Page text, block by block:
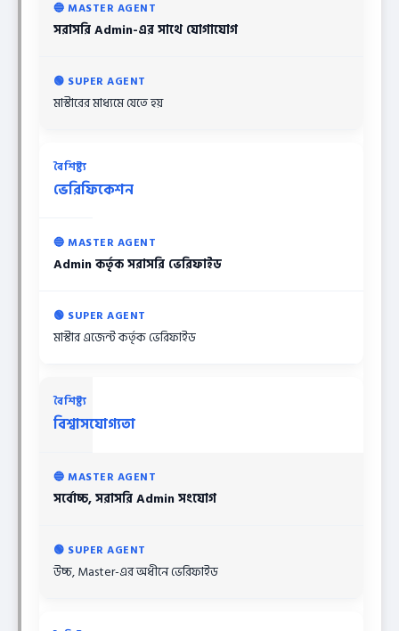
সরাসরি Admin-এর সাথে যোগাযোগ
মাস্টারের মাধ্যমে যেতে হয়
ভেরিফিকেশন
Admin কর্তৃক সরাসরি ভেরিফাইড
মাস্টার এজেন্ট কর্তৃক ভেরিফাইড
বিশ্বাসযোগ্যতা
সর্বোচ্চ, সরাসরি Admin সংযোগ
উচ্চ, Master-এর অধীনে ভেরিফাইড